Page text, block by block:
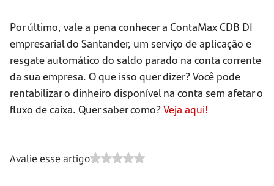
Por último, vale a pena conhecer a ContaMax CDB DI
empresarial do Santander, um serviço de aplicação e
resgate automático do saldo parado na conta corrente
da sua empresa. O que isso quer dizer? Você pode
rentabilizar o dinheiro disponível na conta sem afetar o
fluxo de caixa. Quer saber como?Veja aqui!
Avalie esse artigo